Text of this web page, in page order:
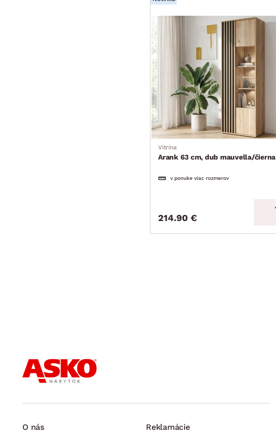
Vitrína
Arank 63 cm, dub mauvella/čierna
v ponuke viac rozmerov
214.90 €
O nás Reklamácie